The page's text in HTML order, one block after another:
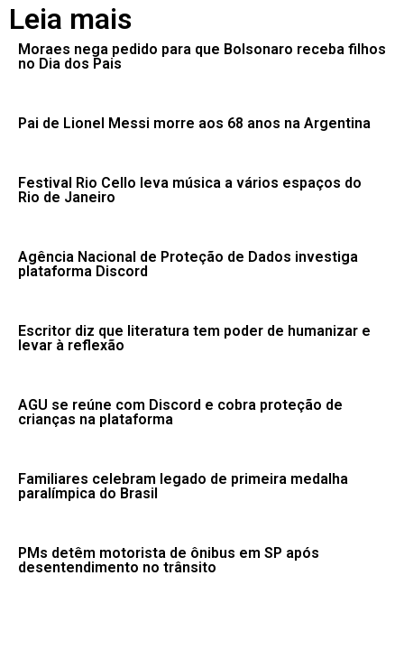
Leia mais
Moraes nega pedido para que Bolsonaro receba filhos
no Dia dos Pais
Pai de Lionel Messi morre aos 68 anos na Argentina
Festival Rio Cello leva música a vários espaços do
Rio de Janeiro
Agência Nacional de Proteção de Dados investiga
plataforma Discord
Escritor diz que literatura tem poder de humanizar e
levar à reflexão
AGU se reúne com Discord e cobra proteção de
crianças na plataforma
Familiares celebram legado de primeira medalha
paralímpica do Brasil
PMs detêm motorista de ônibus em SP após
desentendimento no trânsito